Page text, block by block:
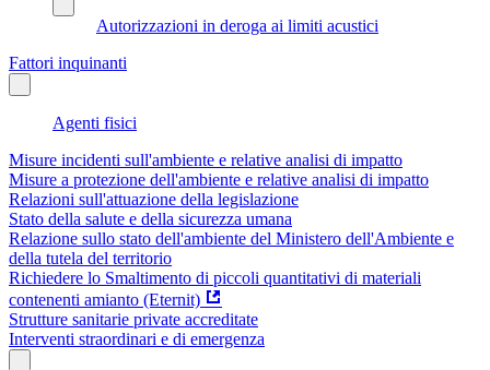
Autorizzazioni in deroga ai limiti acustici
Fattori inquinanti
Agenti fisici
Misure incidenti sull'ambiente e relative analisi di impatto
Misure a protezione dell'ambiente e relative analisi di impatto
Relazioni sull'attuazione della legislazione
Stato della salute e della sicurezza umana
Relazione sullo stato dell'ambiente del Ministero dell'Ambiente e
della tutela del territorio
Richiedere lo Smaltimento di piccoli quantitativi di materiali
contenenti amianto (Eternit)
Strutture sanitarie private accreditate
Interventi straordinari e di emergenza